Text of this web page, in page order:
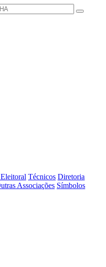
Técnicos Diretoria
Associações Símbolos